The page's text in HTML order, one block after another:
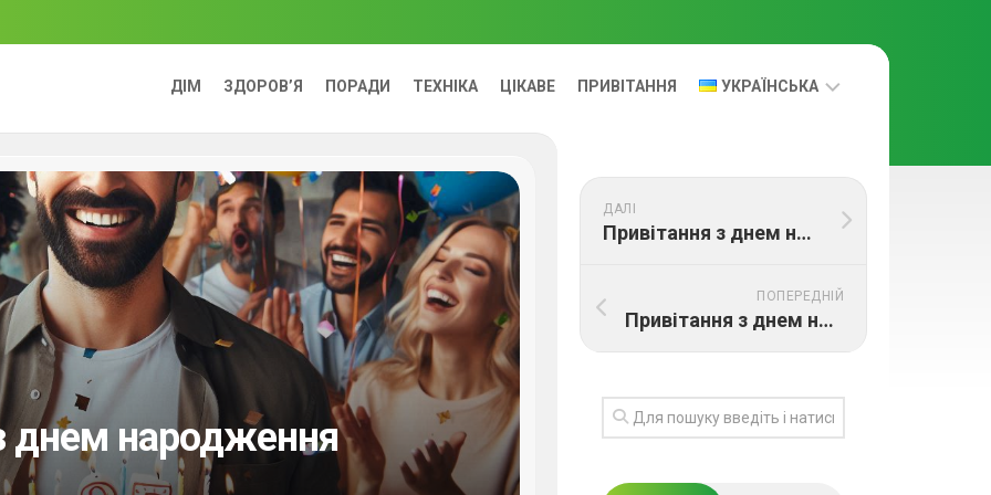
ДІМ ЗДОРОВ’Я ПОРАДИ ТЕХНІКА ЦІКАВЕ ПРИВІТАННЯ УКРАЇНСЬКА
УКРАЇНСЬКА
днем народження
ДАЛІ
Привітання з днем народження коханому
ПОПЕРЕДНІЙ
Привітання з днем народження своїми словами